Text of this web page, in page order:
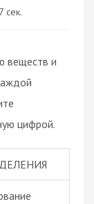
сек.
веществ и
цифрой.